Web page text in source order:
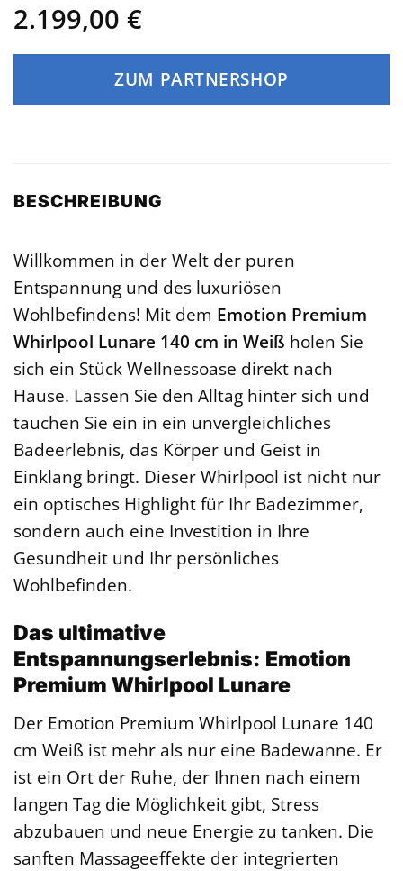
2.199,00 €
ZUM PARTNERSHOP
BESCHREIBUNG
Willkommen in der Welt der puren
Entspannung und des luxuriösen
Wohlbefindens! Mit dem Emotion Premium
Whirlpool Lunare 140 cm in Weiß holen Sie
sich ein Stück Wellnessoase direkt nach
Hause. Lassen Sie den Alltag hinter sich und
tauchen Sie ein in ein unvergleichliches
Badeerlebnis, das Körper und Geist in
Einklang bringt. Dieser Whirlpool ist nicht nur
ein optisches Highlight für Ihr Badezimmer,
sondern auch eine Investition in Ihre
Gesundheit und Ihr persönliches
Wohlbefinden.
Das ultimative
Entspannungserlebnis: Emotion
Premium Whirlpool Lunare
Der Emotion Premium Whirlpool Lunare 140
cm Weiß ist mehr als nur eine Badewanne. Er
ist ein Ort der Ruhe, der Ihnen nach einem
langen Tag die Möglichkeit gibt, Stress
abzubauen und neue Energie zu tanken. Die
sanften Massageeffekte der integrierten